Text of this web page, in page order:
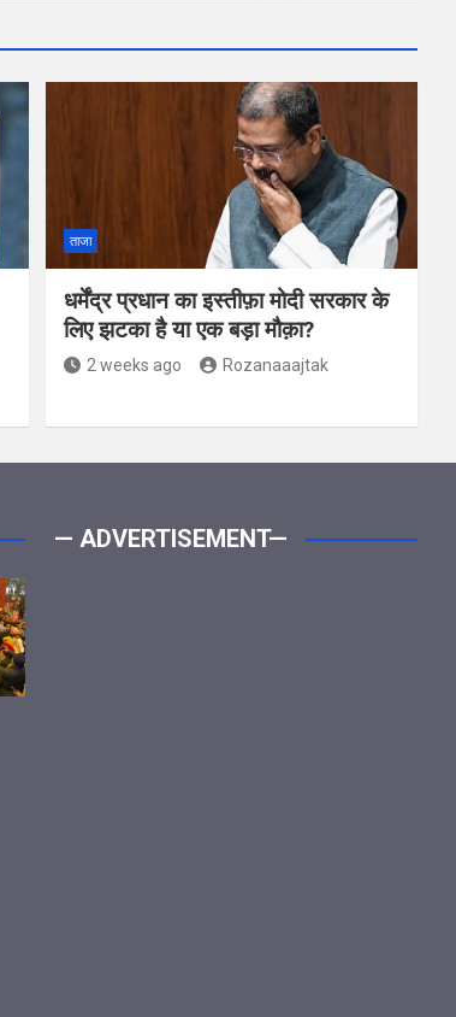
ताजा
धर्मेंद्र प्रधान का इस्तीफ़ा मोदी सरकार के
लिए झटका है या एक बड़ा मौक़ा?
2 weeks ago Rozanaaajtak
— ADVERTISEMENT—